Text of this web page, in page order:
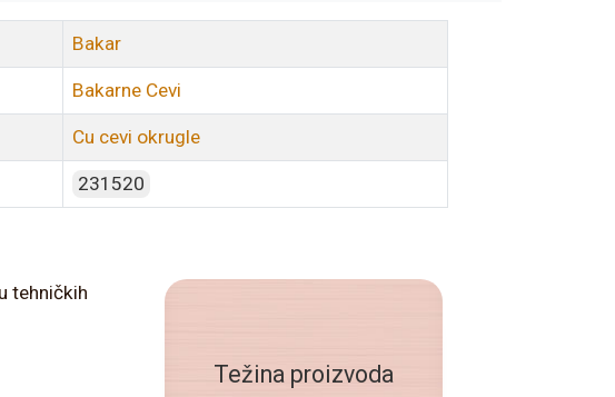
Bakar
Bakarne Cevi
Cu cevi okrugle
231520
tehničkih
Težina proizvoda